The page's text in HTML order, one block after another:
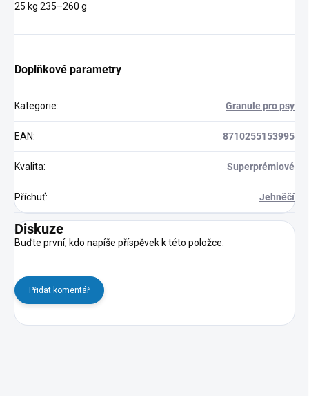
25 kg 235–260 g
Doplňkové parametry
Kategorie: Granule pro psy
EAN: 8710255153995
Kvalita: Superprémiové
Příchuť: Jehněčí
Diskuze
Buďte první, kdo napíše příspěvek k této položce.
Přidat komentář